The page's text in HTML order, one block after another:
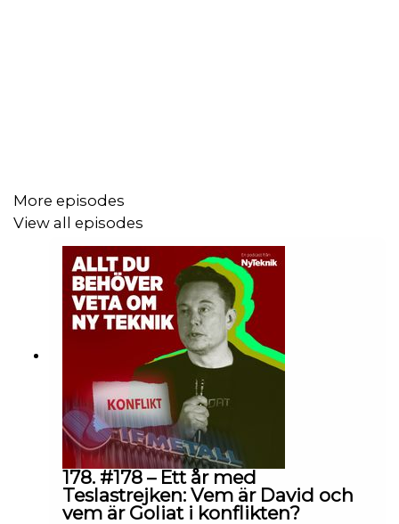
skärmar framför ögonen hela vår vakna tid? In och lyssna
för att ta del av våra tankar om det!
Medverkande i avsnittet: Peter Ottsjö och Kalle Wiklund,
reportrar Ny Teknik
More episodes
View all episodes
178. #178 – Ett år med
Teslastrejken: Vem är David och
vem är Goliat i konflikten?